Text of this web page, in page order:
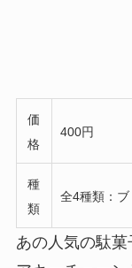
価
格
400円
種
類
全4種類：
あの人気の駄菓